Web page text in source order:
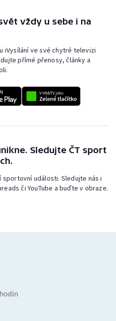
vždy u sebe i na
iVysílání ve své chytré televizi
přímé přenosy, články a
Sledujte ČT sport
události. Sledujte nás i
či YouTube a buďte v obraze.